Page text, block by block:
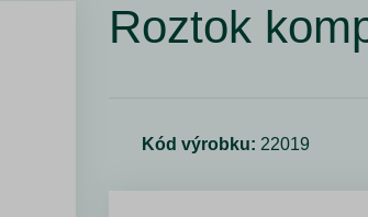
Roztok
Kód výrobku: 22019